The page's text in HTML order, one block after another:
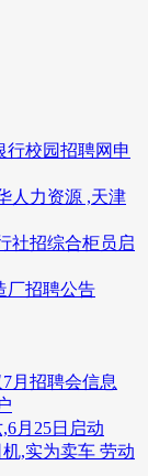
行校园招聘网申
人力资源 ,天津
社招综合柜员启
厂招聘公告
月招聘会信息
月25日启动
,实为卖车 劳动